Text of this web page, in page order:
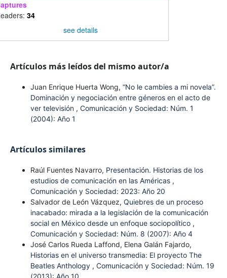
34
see details
Artículos más leídos del mismo autor/a
Juan Enrique Huerta Wong, “No le cambies a mi novela”.
Dominación y negociación entre géneros en el acto de
ver televisión , Comunicación y Sociedad: Núm. 1
(2004): Año 1
Artículos similares
Raúl Fuentes Navarro, Presentación. Historias de los
estudios de comunicación en las Américas ,
Comunicación y Sociedad: 2023: Año 20
Salvador de León Vázquez, Quiebres de un proceso
inacabado: mirada a la legislación de la comunicación
social en México desde un enfoque sociopolítico ,
Comunicación y Sociedad: Núm. 8 (2007): Año 4
José Carlos Rueda Laffond, Elena Galán Fajardo,
Historias en el universo transmedia: El proyecto The
Beatles Anthology , Comunicación y Sociedad: Núm. 19
(2013): Año 10